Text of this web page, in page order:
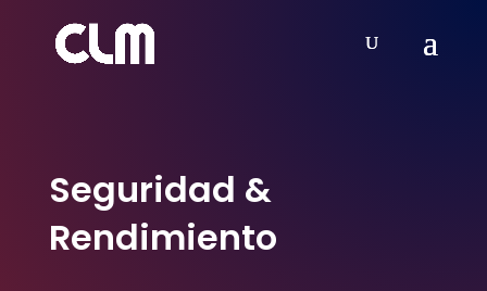
Seguridad &
Rendimiento